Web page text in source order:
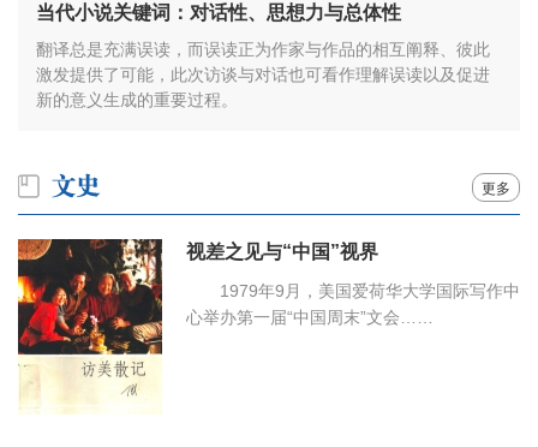
当代小说关键词：对话性、思想力与总体性
翻译总是充满误读，而误读正为作家与作品的相互阐释、彼此
激发提供了可能，此次访谈与对话也可看作理解误读以及促进
新的意义生成的重要过程。
更多
视差之见与“中国”视界
1979年9月，美国爱荷华大学国际写作中
心举办第一届“中国周末”文会……